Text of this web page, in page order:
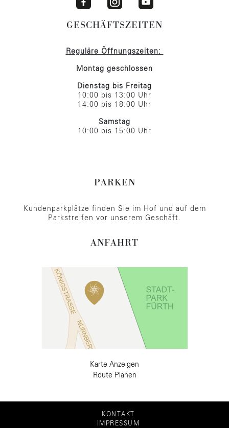
GESCHÄFTSZEITEN
Reguläre Öffnungszeiten:
Montag geschlossen
Dienstag bis Freitag
10:00 bis 13:00 Uhr
14:00 bis 18:00 Uhr
Samstag
10:00 bis 15:00 Uhr
PARKEN
Kundenparkplätze finden Sie im Hof und auf dem
Parkstreifen vor unserem Geschäft.
ANFAHRT
Karte Anzeigen
Route Planen
KONTAKT
IMPRESSUM